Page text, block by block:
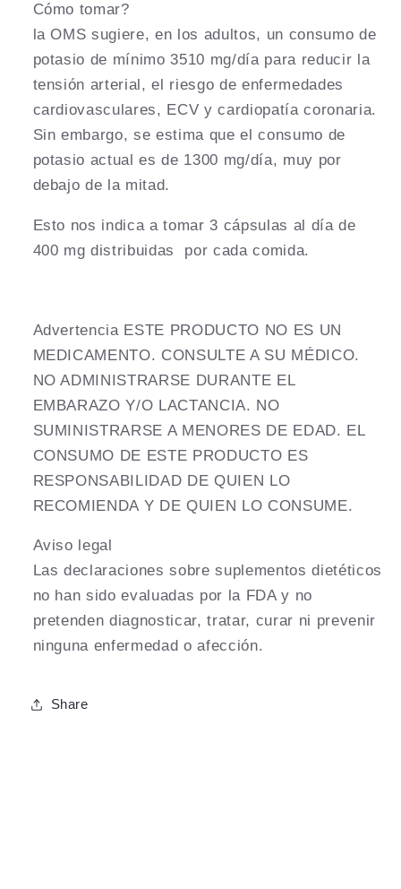
Cómo tomar?
la OMS sugiere, en los adultos, un consumo de
potasio de mínimo 3510 mg/día para reducir la
tensión arterial, el riesgo de enfermedades
cardiovasculares, ECV y cardiopatía coronaria.
Sin embargo, se estima que el consumo de
potasio actual es de 1300 mg/día, muy por
debajo de la mitad.
Esto nos indica a tomar 3 cápsulas al día de
400 mg distribuidas por cada comida.
Advertencia ESTE PRODUCTO NO ES UN
MEDICAMENTO. CONSULTE A SU MÉDICO.
NO ADMINISTRARSE DURANTE EL
EMBARAZO Y/O LACTANCIA. NO
SUMINISTRARSE A MENORES DE EDAD. EL
CONSUMO DE ESTE PRODUCTO ES
RESPONSABILIDAD DE QUIEN LO
RECOMIENDA Y DE QUIEN LO CONSUME.
Aviso legal
Las declaraciones sobre suplementos dietéticos
no han sido evaluadas por la FDA y no
pretenden diagnosticar, tratar, curar ni prevenir
ninguna enfermedad o afección.
Share